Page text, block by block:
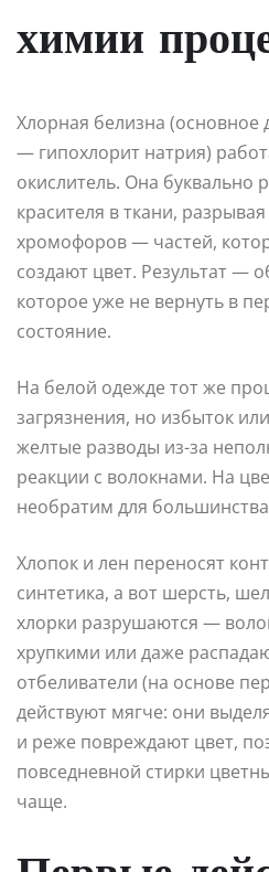
химии
Хлорная белизна
— гипохлорит натрия)
окислитель. Она буквально
красителя в ткани,
хромофоров — частей,
создают цвет. Результат —
которое уже не вернуть в
состояние.
На белой одежде тот же
загрязнения, но избыток
желтые разводы из-за
реакции с волокнами. На
необратим для
Хлопок и лен переносят
синтетика, а вот шерсть,
хлорки разрушаются —
хрупкими или даже
отбеливатели (на основе
действуют мягче: они
и реже повреждают цвет,
повседневной стирки
чаще.